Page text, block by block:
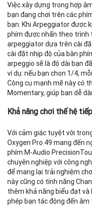
Việc xây dựng trong hợp
bạn đang chơi trên các
bạn. Khi Arpeggiator được
phím được nhấn theo trình
arpeggiator dựa trên cài
cài đặt nhịp độ của bàn
arpeggio sẽ là độ dài bạn
ví dụ: nếu bạn chọn 1/4,
Công cụ mạnh mẽ này có
Momentary, giúp bạn dễ
Khả năng chơi thế hệ
Với cảm giác tuyệt vời
Oxygen Pro 49 mang đến
phím M-Audio
chuyên nghiệp với công
để mang lại trải nghiệm
này cũng có tính năng
thêm khả năng biểu đạt
phép bạn tác động đến âm